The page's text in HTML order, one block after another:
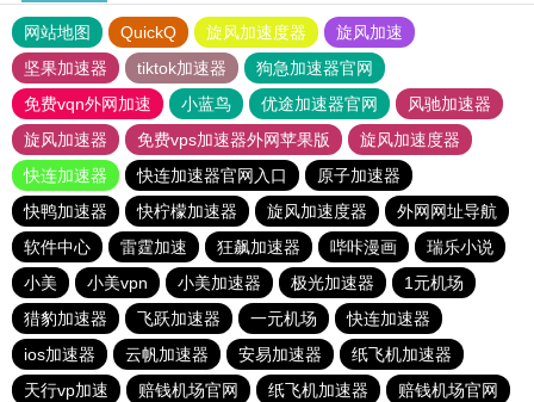
网站地图 QuickQ 旋风加速度器
旋风加速
坚果加速器
tiktok加速器
狗急加速器官网
免费vqn外网加速
小蓝鸟 优途加速器官网
风驰加速器
旋风加速器
免费vps加速器外网苹果版
旋风加速度器
快连加速器
快连加速器官网入口
原子加速器
快鸭加速器
快柠檬加速器 旋风加速度器
外网网址导航
软件中心
雷霆加速 狂飙加速器 哔咔漫画
瑞乐小说
小美
小美vpn 小美加速器 极光加速器
1元机场
猎豹加速器
飞跃加速器 一元机场
快连加速器
ios加速器
云帆加速器 安易加速器
纸飞机加速器
天行vp加速
赔钱机场官网 纸飞机加速器
赔钱机场官网